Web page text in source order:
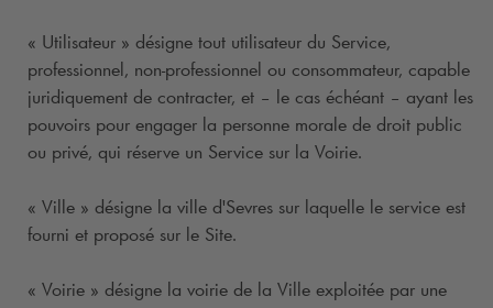
« Utilisateur » désigne tout utilisateur du Service,
professionnel, non-professionnel ou consommateur, capable
juridiquement de contracter, et – le cas échéant – ayant les
pouvoirs pour engager la personne morale de droit public
ou privé, qui réserve un Service sur la Voirie.
« Ville » désigne la ville d'Sevres sur laquelle le service est
fourni et proposé sur le Site.
« Voirie » désigne la voirie de la Ville exploitée par une